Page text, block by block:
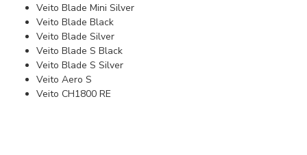
Veito Blade Mini Silver
Veito Blade Black
Veito Blade Silver
Veito Blade S Black
Veito Blade S Silver
Veito Aero S
Veito CH1800 RE